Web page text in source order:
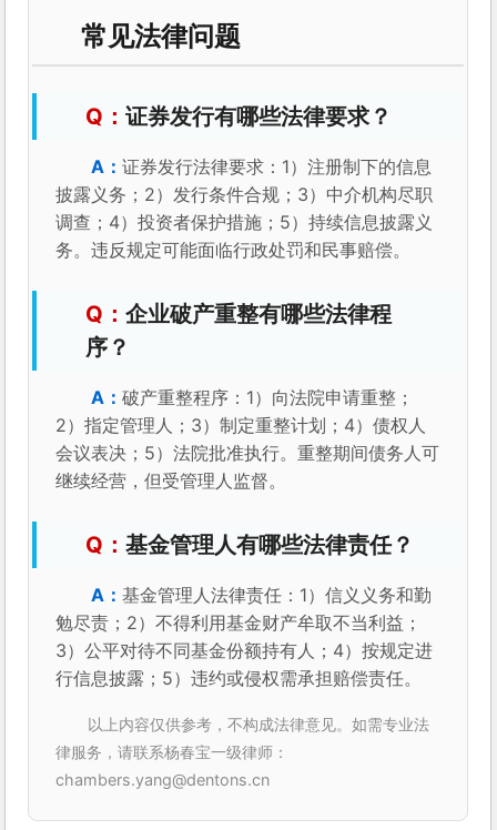
常见法律问题
证券发行有哪些法律要求？
证券发行法律要求：1）注册制下的信息
披露义务；2）发行条件合规；3）中介机构尽职
调查；4）投资者保护措施；5）持续信息披露义
务。违反规定可能面临行政处罚和民事赔偿。
企业破产重整有哪些法律程
序？
破产重整程序：1）向法院申请重整；
2）指定管理人；3）制定重整计划；4）债权人
会议表决；5）法院批准执行。重整期间债务人可
继续经营，但受管理人监督。
基金管理人有哪些法律责任？
基金管理人法律责任：1）信义义务和勤
勉尽责；2）不得利用基金财产牟取不当利益；
3）公平对待不同基金份额持有人；4）按规定进
行信息披露；5）违约或侵权需承担赔偿责任。
以上内容仅供参考，不构成法律意见。如需专业法
律服务，请联系杨春宝一级律师：
chambers.yang@dentons.cn